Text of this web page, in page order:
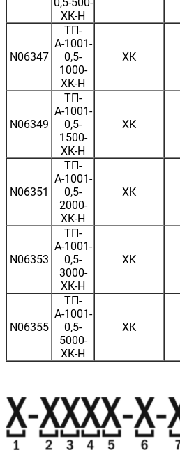
ХК-Н
N06347
ТП-
А-1001-
0,5-
1000-
ХК-Н
ХК
N06349
ТП-
А-1001-
0,5-
1500-
ХК-Н
ХК
N06351
ТП-
А-1001-
0,5-
2000-
ХК-Н
ХК
N06353
ТП-
А-1001-
0,5-
3000-
ХК-Н
ХК
N06355
ТП-
А-1001-
0,5-
5000-
ХК-Н
ХК